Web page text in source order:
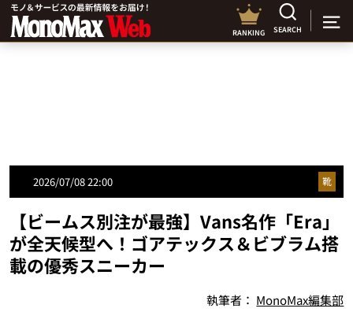
RANKING SEARCH
2026/07/08 22:00 靴
【ビームス別注が最強】Vans名作「Era」
が全天候型へ！ゴアテックス＆ビブラム搭
載の優秀スニーカー
執筆者： MonoMax編集部